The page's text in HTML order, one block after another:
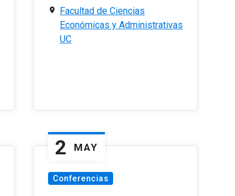
Facultad de Ciencias
Económicas y Administrativas
UC
2 MAY
Conferencias